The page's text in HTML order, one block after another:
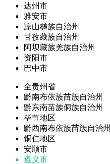
达州市
雅安市
凉山彝族自治州
甘孜藏族自治州
阿坝藏族羌族自治州
资阳市
巴中市
全贵州省
黔南布依族苗族自治州
黔东南苗族侗族自治州
毕节地区
黔西南布依族苗族自治州
铜仁地区
安顺市
遵义市